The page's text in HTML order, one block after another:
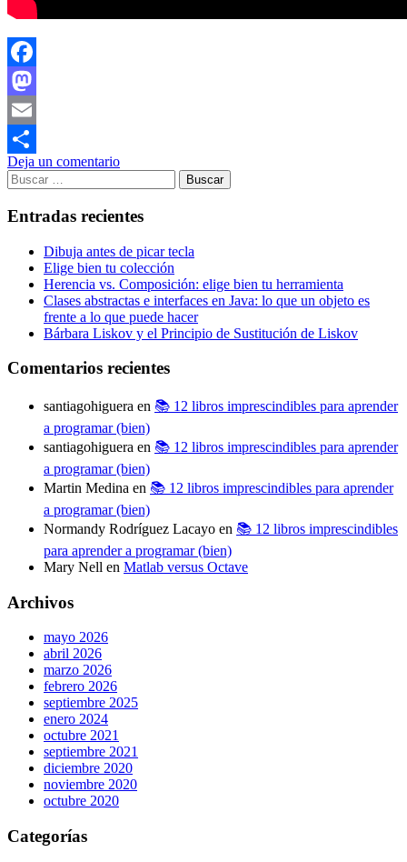
Facebook
Mastodon
Email
Compartir
Deja un comentario
Buscar:
Entradas recientes
Dibuja antes de picar tecla
Elige bien tu colección
Herencia vs. Composición: elige bien tu herramienta
Clases abstractas e interfaces en Java: lo que un objeto es
frente a lo que puede hacer
Bárbara Liskov y el Principio de Sustitución de Liskov
Comentarios recientes
santiagohiguera en 📚 12 libros imprescindibles para aprender
a programar (bien)
santiagohiguera en 📚 12 libros imprescindibles para aprender
a programar (bien)
Martin Medina en 📚 12 libros imprescindibles para aprender
a programar (bien)
Normandy Rodríguez Lacayo en 📚 12 libros imprescindibles
para aprender a programar (bien)
Mary Nell en Matlab versus Octave
Archivos
mayo 2026
abril 2026
marzo 2026
febrero 2026
septiembre 2025
enero 2024
octubre 2021
septiembre 2021
diciembre 2020
noviembre 2020
octubre 2020
Categorías